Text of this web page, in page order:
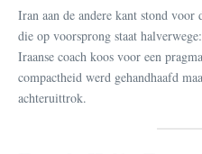
Iran aan de andere kant stond voor
die op voorsprong staat
Iraanse coach koos voor een
compactheid werd gehandhaafd
achteruittrok.